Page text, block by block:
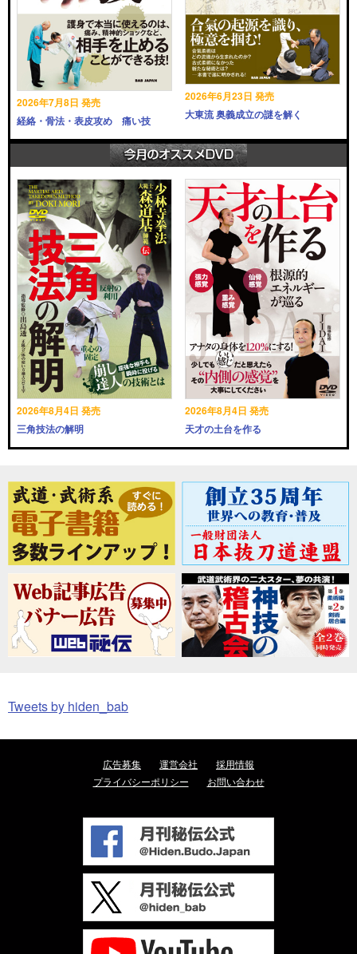
2026年7月8日 発売
経絡・骨法・表皮攻め 痛い技
2026年6月23日 発売
大東流 奥義成立の謎を解く
2026年8月4日 発売
三角技法の解明
2026年8月4日 発売
天才の土台を作る
Tweets by hiden_bab
広告募集 運営会社
採用情報
プライバシーポリシー
お問い合わせ